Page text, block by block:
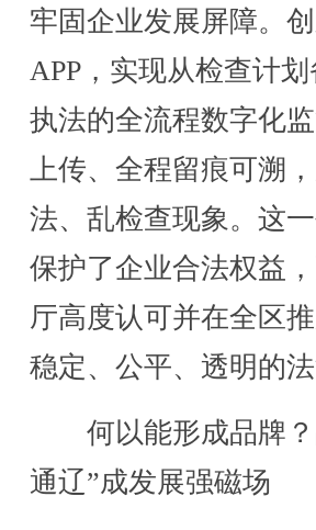
牢固企业发展屏障。
APP，实现从检查计
执法的全流程数字化
上传、全程留痕可溯
法、乱检查现象。这
保护了企业合法权益
厅高度认可并在全区
稳定、公平、透明的法
何以能形成品牌？
通辽”成发展强磁场